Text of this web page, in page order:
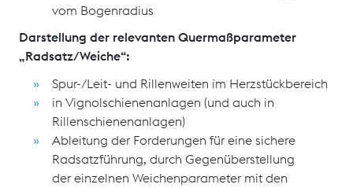
vom Bogenradius
Darstellung der relevanten Quermaßparameter
„Radsatz/Weiche“:
Spur-/Leit- und Rillenweiten im Herzstückbereich
in Vignolschienenanlagen (und auch in
Rillenschienenanlagen)
Ableitung der Forderungen für eine sichere
Radsatzführung, durch Gegenüberstellung
der einzelnen Weichenparameter mit den